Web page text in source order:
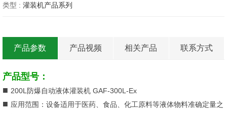
类型 : 灌装机产品系列
产品参数 产品视频 相关产品 联系方式
产品型号：
■ 200L防爆自动液体灌装机 GAF-300L-Ex
■ 应用范围：设备适用于医药、食品、化工原料等液体物料准确定量之